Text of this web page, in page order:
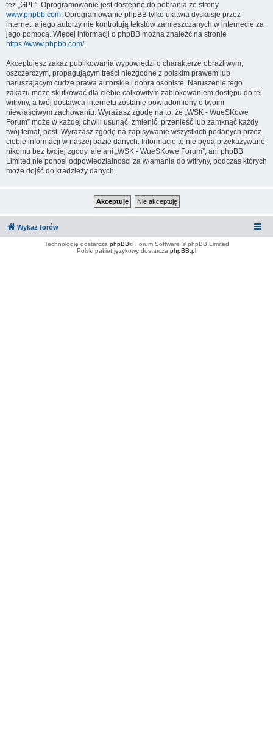
też „GPL”. Oprogramowanie jest dostępne do pobrania ze strony
www.phpbb.com. Oprogramowanie phpBB tylko ułatwia dyskusje przez
internet, a jego autorzy nie kontrolują tekstów zamieszczanych w internecie za
jego pomocą. Więcej informacji o phpBB można znaleźć na stronie
https://www.phpbb.com/.
Akceptujesz zakaz publikowania wypowiedzi o charakterze obraźliwym,
oszczerczym, propagującym treści niezgodne z polskim prawem lub
naruszającym cudze prawa autorskie i dobra osobiste. Naruszenie tego
zakazu może skutkować dla ciebie całkowitym zablokowaniem dostępu do tej
witryny, a twój dostawca internetu zostanie powiadomiony o twoim
niewłaściwym zachowaniu. Wyrażasz zgodę na to, że „WSK - WueSKowe
Forum” może w każdej chwili usunąć, zmienić, przenieść lub zamknąć każdy
twój temat, post. Wyrażasz zgodę na zapisywanie wszystkich podanych przez
ciebie informacji w naszej bazie danych. Informacje te nie będą przekazywane
nikomu bez twojej zgody, ale ani „WSK - WueSKowe Forum”, ani phpBB
Limited nie ponosi odpowiedzialności za włamania do witryny, podczas których
może dojść do kradzieży danych.
Wykaz forów
Technologię dostarcza phpBB® Forum Software © phpBB Limited
Polski pakiet językowy dostarcza phpBB.pl